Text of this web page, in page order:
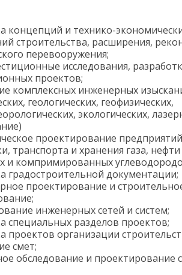
концепций и технико-
строительства, расширения,
перевооружения;
исследования,
проектов;
комплексных инженерных
геологических, геофизических,
экологических,
проектирование
транспорта и хранения газа,
и компримированных
градостроительной документации;
проектирование и
инженерных сетей и систем;
специальных разделов проектов;
проектов организации
смет;
обследование и проектирование